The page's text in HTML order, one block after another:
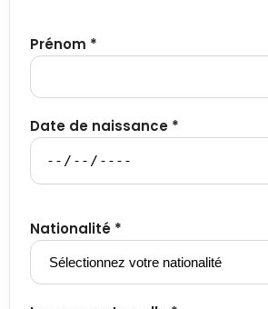
Prénom *
Date de naissance *
Nationalité *